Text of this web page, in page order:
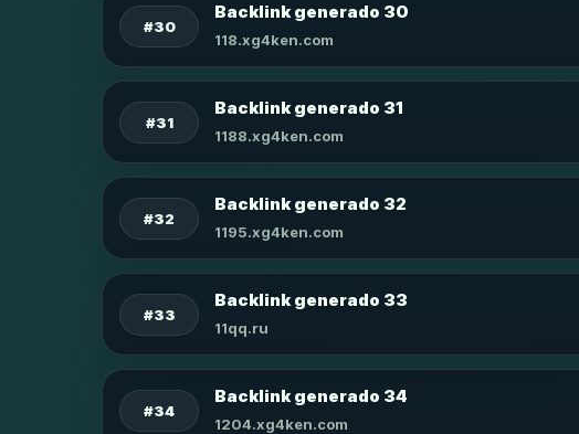
#30
Backlink generado 30
118.xg4ken.com
#31
Backlink generado 31
1188.xg4ken.com
#32
Backlink generado 32
1195.xg4ken.com
#33
Backlink generado 33
11qq.ru
#34
Backlink generado 34
1204.xg4ken.com